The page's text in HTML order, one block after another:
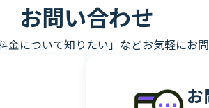
お問い合わせ
金について知りたい」などお気軽にお